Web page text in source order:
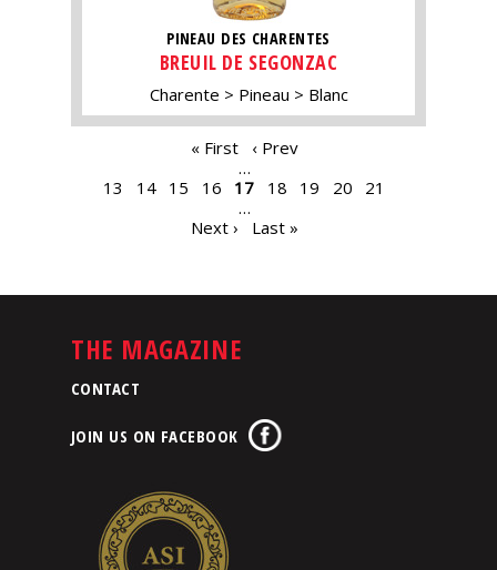
PINEAU DES CHARENTES
BREUIL DE SEGONZAC
Charente Pineau Blanc
« First
‹ Prev
…
13
14 15 16 17 18 19 20
21
…
Next ›
Last »
THE MAGAZINE
CONTACT
JOIN US ON FACEBOOK